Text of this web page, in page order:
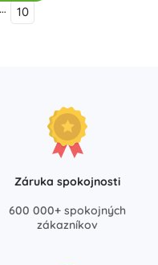
… 10
Záruka spokojnosti
600 000+ spokojných
zákazníkov